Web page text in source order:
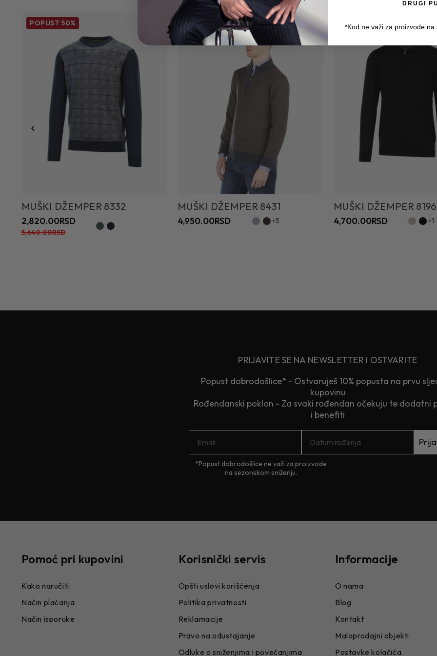
POPUST50%
MUŠKI DŽEMPER 8332
2,820.00RSD
5,640.00RSD
MUŠKI DŽEMPER 8431
4,950.00RSD +5
MUŠKI DŽEMPER 8196
4,700.00RSD +1
PRIJAVITE SE NA NEWSLETTER I OSTVARITE
Popust dobrodošlice* - Ostvaruješ 10% popusta na prvu
kupovinu
Rođendanski poklon - Za svaki rođendan očekuju te dodatni
i benefiti
*Popust dobrodošlice ne važi za proizvode
na sezonskom sniženju.
Pomoć pri kupovini
Kako naručiti
Način plaćanja
Način isporuke
Korisnički servis
Opšti uslovi korišćenja
Politika privatnosti
Reklamacije
Pravo na odustajanje
Odluke o sniženjima i povećanjima
Informacije
O nama
Blog
Kontakt
Maloprodajni objekti
Postavke kolačića
DRUGI
*Kod ne važi za proizvode